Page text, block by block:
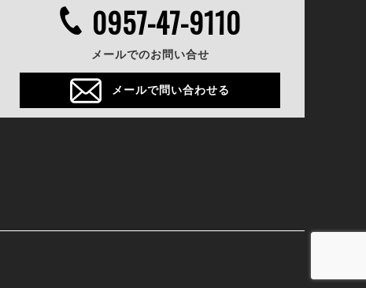
0957-47-9110
メールでのお問い合せ
メールで問い合わせる